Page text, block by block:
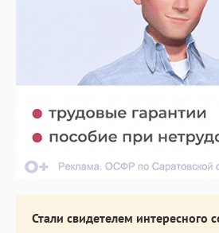
Стали свидетелем интересного